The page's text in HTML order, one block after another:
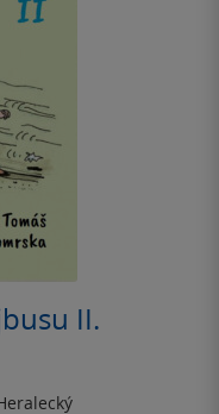
II.